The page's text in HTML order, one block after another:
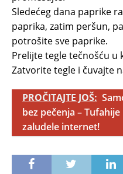
Sledećeg dana paprike
paprika, zatim peršun,
potrošite sve paprike.
Prelijte tegle tečnošću u
Zatvorite tegle i čuvajte
PROČITAJTE JOŠ:
bez pečenja – Tufahije
zaludele internet!